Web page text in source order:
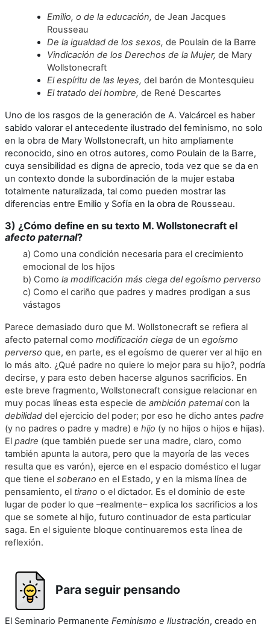
Emilio, o de la educación, de Jean Jacques
Rousseau
De la igualdad de los sexos, de Poulain de la Barre
Vindicación de los Derechos de la Mujer, de Mary
Wollstonecraft
El espíritu de las leyes, del barón de Montesquieu
El tratado del hombre, de René Descartes
Uno de los rasgos de la generación de A. Valcárcel es haber
sabido valorar el antecedente ilustrado del feminismo, no solo
en la obra de Mary Wollstonecraft, un hito ampliamente
reconocido, sino en otros autores, como Poulain de la Barre,
cuya sensibilidad es digna de aprecio, toda vez que se da en
un contexto donde la subordinación de la mujer estaba
totalmente naturalizada, tal como pueden mostrar las
diferencias entre Emilio y Sofía en la obra de Rousseau.
3) ¿Cómo define en su texto M. Wollstonecraft el
afecto paternal?
a) Como una condición necesaria para el crecimiento
emocional de los hijos
b) Como la modificación más ciega del egoísmo perverso
c) Como el cariño que padres y madres prodigan a sus
vástagos
Parece demasiado duro que M. Wollstonecraft se refiera al
afecto paternal como modificación ciega de un egoísmo
perverso que, en parte, es el egoísmo de querer ver al hijo en
lo más alto. ¿Qué padre no quiere lo mejor para su hijo?, podría
decirse, y para esto deben hacerse algunos sacrificios. En
este breve fragmento, Wollstonecraft consigue relacionar en
muy pocas líneas esta especie de ambición paternalcon la
debilidad del ejercicio del poder; por eso he dicho antes padre
(y no padres o padre y madre) e hijo (y no hijos o hijos e hijas).
El padre (que también puede ser una madre, claro, como
también apunta la autora, pero que la mayoría de las veces
resulta que es varón), ejerce en el espacio doméstico el lugar
que tiene el soberano en el Estado, y en la misma línea de
pensamiento, el tirano o el dictador. Es el dominio de este
lugar de poder lo que –realmente– explica los sacrificios a los
que se somete al hijo, futuro continuador de esta particular
saga. En el siguiente bloque continuaremos esta línea de
reflexión.
Para seguir pensando
El Seminario Permanente Feminismo e Ilustración, creado en